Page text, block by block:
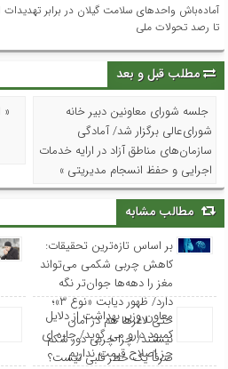
آماده‌باش واحدهای سلامت گیلان در برابر
تا رصد تحولات ملی
مطلب قبل و بعد
جلسه شورای معاونین دبیر خانه
شورای‌عالی برگزار شد/ آمادگی
سازمان‌های مناطق آزاد در ارایه خدمات
اجرایی و حفظ انسجام مدیریتی »
مطالب مشابه
بر اساس تازه‌ترین تحقیقات:
کاهش چربی شکمی می‌تواند
مغز را دهه‌ها جوان‌تر نگه
دارد/ ظهور دیابت «نوع ۳»؛
حتی لاغرها هم در امان
نیستند/ چرا چربی دور شکم
صرفاً یک خطر قلبی نیست؟
معاون وزیر بهداشت از دلایل
کمبود دارو می گوید/ چاره ای
جز اصلاح قیمت نداریم